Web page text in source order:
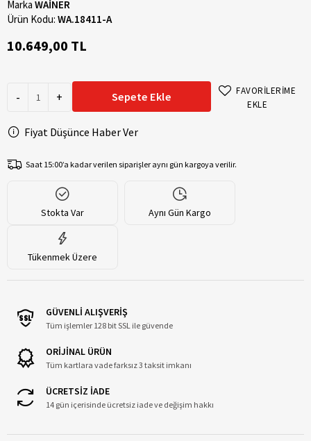
Marka WAİNER
Ürün Kodu: WA.18411-A
10.649,00 TL
- + Sepete Ekle
FAVORİLERİME
EKLE
Fiyat Düşünce Haber Ver
Saat 15:00’a kadar verilen siparişler aynı gün kargoya verilir.
Stokta Var Aynı Gün Kargo
Tükenmek Üzere
GÜVENLİ ALIŞVERİŞ
Tüm işlemler 128 bit SSL ile güvende
ORİJİNAL ÜRÜN
Tüm kartlara vade farksız 3 taksit imkanı
ÜCRETSİZ İADE
14 gün içerisinde ücretsiz iade ve değişim hakkı